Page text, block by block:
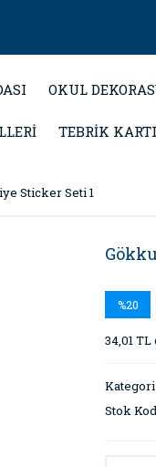
OKUL
TEBRİK KARTI
Sticker Seti 1
%20
34,01
Kategori
Stok